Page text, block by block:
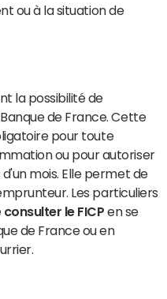
ou à la situation de
la possibilité de
de France. Cette
pour toute
ou pour autoriser
mois. Elle permet de
Les particuliers
consulter le FICP en se
de France ou en